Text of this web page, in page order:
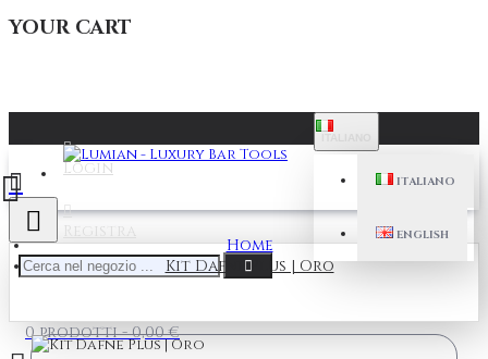
YOUR CART
Login
Registra
ITALIANO
ENGLISH
0 prodotti - 0,00 €
Home
Kit Dafne Plus | Oro